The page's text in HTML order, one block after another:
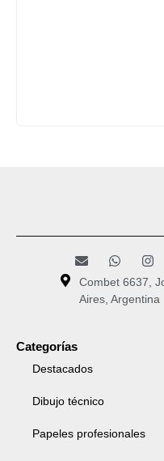
Combet 6637,
Aires, Argentina
Categorías
Destacados
Dibujo técnico
Papeles profesionales